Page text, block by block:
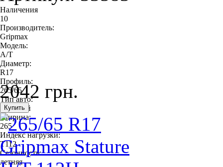
Наличения
10
Производитель:
Gripmax
Модель:
A/T
Диаметр:
R17
Профиль:
265/65
Тип авто:
легковой
Ширина:
265
Индекс нагрузки:
T112
Сезонность:
летняя
2042 грн.